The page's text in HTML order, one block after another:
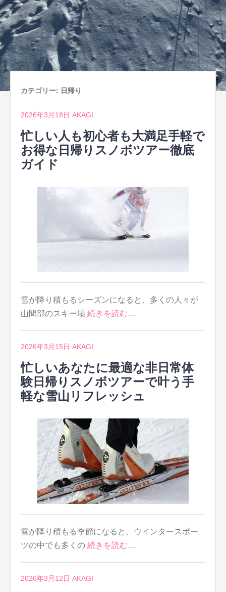
カテゴリー: 日帰り
2026年3月18日 AKAGI
忙しい人も初心者も大満足手軽で
お得な日帰りスノボツアー徹底
ガイド
雪が降り積もるシーズンになると、多くの人々が
山間部のスキー場 続きを読む…
2026年3月15日 AKAGI
忙しいあなたに最適な非日常体
験日帰りスノボツアーで叶う手
軽な雪山リフレッシュ
雪が降り積もる季節になると、ウインタースポー
ツの中でも多くの 続きを読む…
2026年3月12日 AKAGI